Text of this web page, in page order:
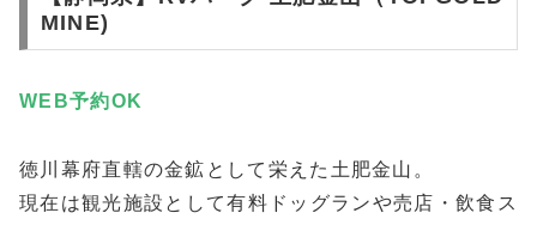
MINE)
WEB予約OK
徳川幕府直轄の金鉱として栄えた土肥金山。
現在は観光施設として有料ドッグランや売店・飲食ス